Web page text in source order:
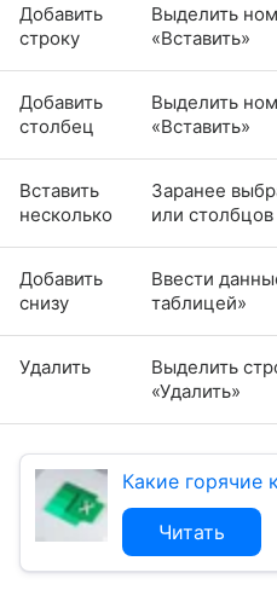
Добавить
строку
Выделить
«Вставить»
Добавить
столбец
Выделить
«Вставить»
Вставить
несколько
Заранее
или
Добавить
снизу
Ввести
таблицей»
Удалить
Выделить
«Удалить»
Какие горячие
Читать